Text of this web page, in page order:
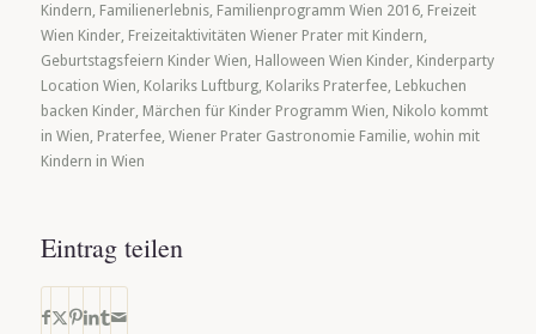
Kindern, Familienerlebnis, Familienprogramm Wien 2016, Freizeit
Wien Kinder, Freizeitaktivitäten Wiener Prater mit Kindern,
Geburtstagsfeiern Kinder Wien, Halloween Wien Kinder, Kinderparty
Location Wien, Kolariks Luftburg, Kolariks Praterfee, Lebkuchen
backen Kinder, Märchen für Kinder Programm Wien, Nikolo kommt
in Wien, Praterfee, Wiener Prater Gastronomie Familie, wohin mit
Kindern in Wien
Eintrag teilen